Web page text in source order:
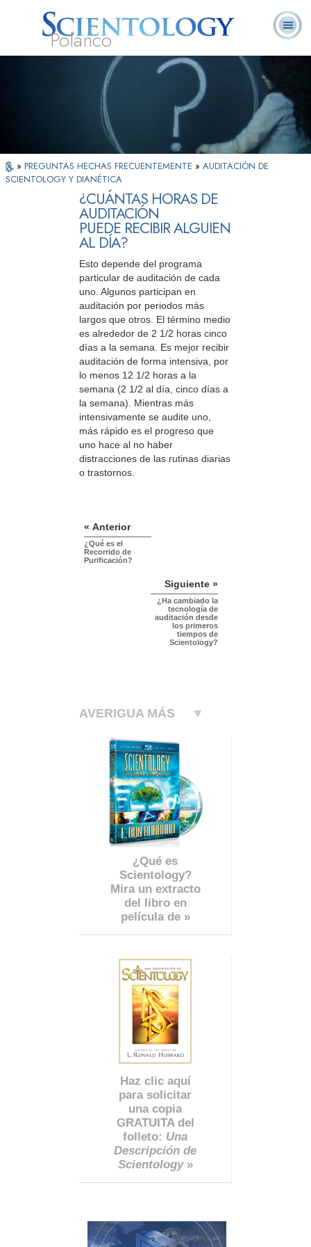
Polanco
¿Qué es
Scientology?
Ministros
Voluntarios
Preguntas
Frecuentes
» PREGUNTAS HECHAS FRECUENTEMENTE » AUDITACIÓN DE
SCIENTOLOGY Y DIANÉTICA
¿CUÁNTAS HORAS DE
AUDITACIÓN
PUEDE RECIBIR ALGUIEN
AL DÍA?
Esto depende del programa
particular de auditación de cada
uno. Algunos participan en
auditación por periodos más
largos que otros. El término medio
es alrededor de 2 1/2 horas cinco
días a la semana. Es mejor recibir
auditación de forma intensiva, por
lo menos 12 1/2 horas a la
semana (2 1/2 al día, cinco días a
la semana). Mientras más
intensivamente se audite uno,
más rápido es el progreso que
uno hace al no haber
distracciones de las rutinas diarias
o trastornos.
« Anterior
¿Qué es el
Recorrido de
Purificación?
Siguiente »
¿Ha cambiado la
tecnología de
auditación desde
los primeros
tiempos de
Scientology?
AVERIGUA MÁS
¿Qué es
Scientology?
Mira un extracto
del libro en
película de »
Haz clic aquí
para solicitar
una copia
GRATUITA del
folleto: Una
Descripción de
Scientology»